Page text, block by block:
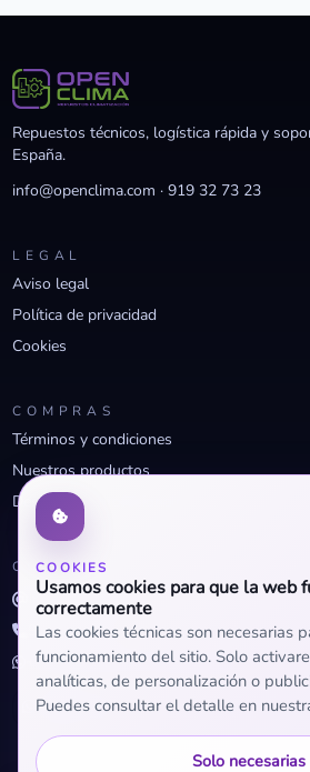
COOKIES
Usamos cookies para que la web
correctamente
Las cookies técnicas son necesarias
funcionamiento del sitio. Solo
analíticas, de personalización o
Puedes consultar el detalle en
Solo necesarias
Repuestos técnicos, logística rápida y
España.
info@openclima.com ·919 32 73 23
LEGAL
Aviso legal
Política de privacidad
Cookies
COMPRAS
Términos y condiciones
Nuestros productos
Descuentos profesionales
CONTACTO
info@openclima.com
919 32 73 23
+34 623 56 04 93 (WhatsApp)